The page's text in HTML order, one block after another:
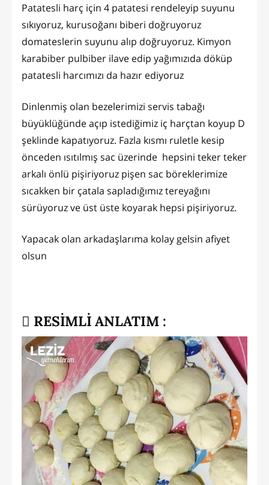
Patatesli harç için 4 patatesi rendeleyip suyunu
sıkıyoruz, kurusoğanı biberi doğruyoruz
domateslerin suyunu alıp doğruyoruz. Kimyon
karabiber pulbiber ilave edip yağımızıda döküp
patatesli harcımızı da hazır ediyoruz
Dinlenmiş olan bezelerimizi servis tabağı
büyüklüğünde açıp istediğimiz iç harçtan koyup D
şeklinde kapatıyoruz. Fazla kısmı ruletle kesip
önceden ısıtılmış sac üzerinde hepsini teker teker
arkalı önlü pişiriyoruz pişen sac böreklerimize
sıcakken bir çatala sapladığımız tereyağını
sürüyoruz ve üst üste koyarak hepsi pişiriyoruz.
Yapacak olan arkadaşlarıma kolay gelsin afiyet
olsun
RESİMLİ ANLATIM :